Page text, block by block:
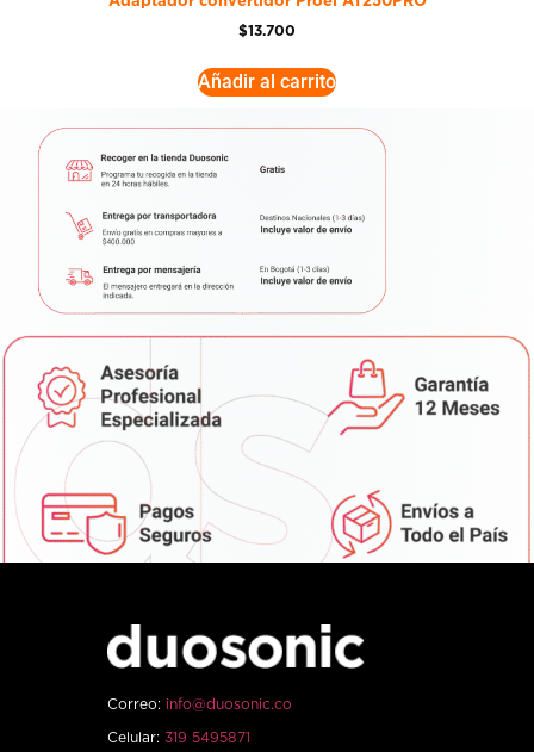
$13.700
Añadir al carrito
Correo: info@duosonic.co
Celular: 319 5495871